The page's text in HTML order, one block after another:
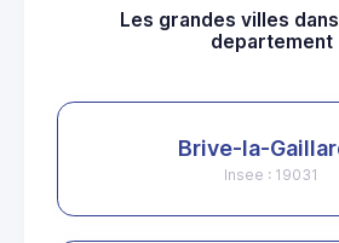
Les grandes villes
departement
Brive-la-
Insee : 19031